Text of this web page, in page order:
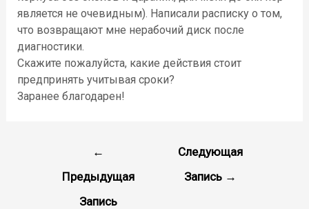
является не очевидным). Написали расписку о том,
что возвращают мне нерабочий диск после
диагностики.
Скажите пожалуйста, какие действия стоит
предпринять учитывая сроки?
Заранее благодарен!
←
Предыдущая
Запись
Следующая
Запись →